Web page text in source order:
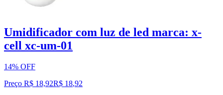
Umidificador com luz de led marca: x-
cell xc-um-01
14% OFF
Preço R$ 18,92R$ 18,92